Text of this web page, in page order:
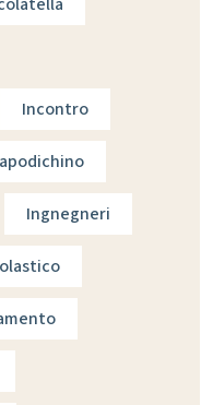
Incontro
Ingnegneri